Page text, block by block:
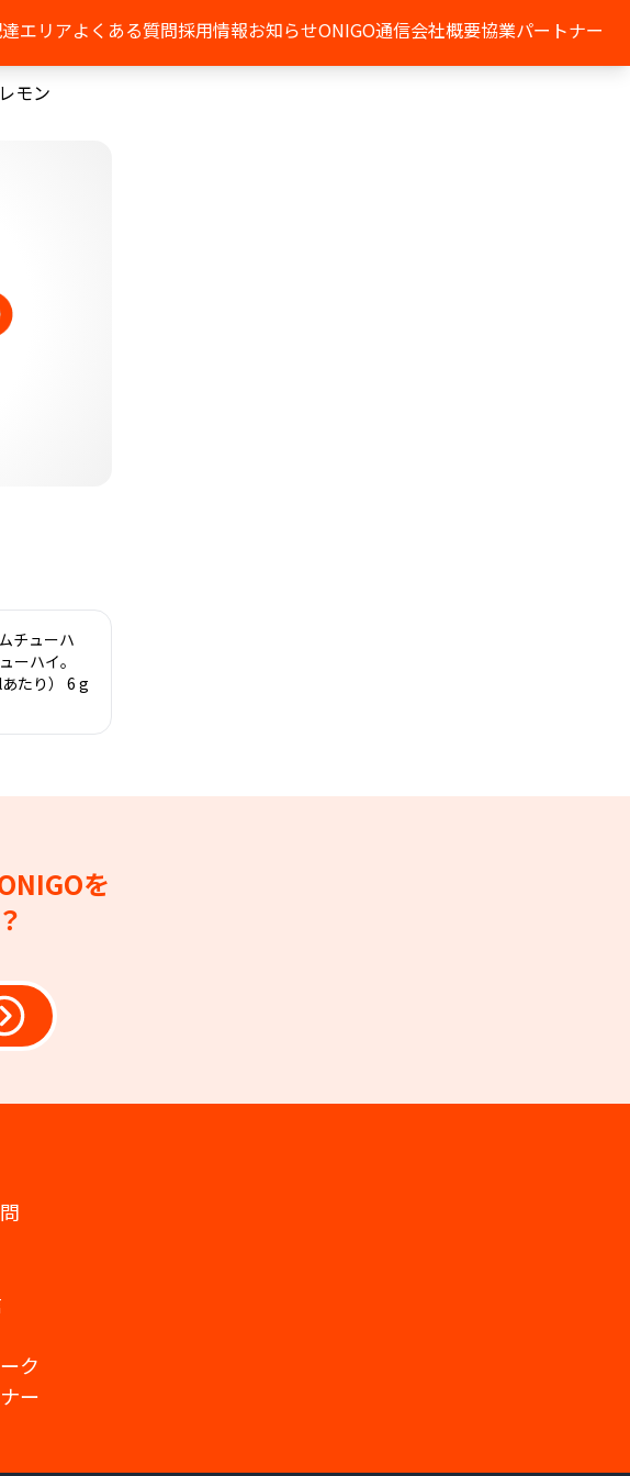
エリアよくある質問採用情報お知らせONIGO通信会社概要協業パートナー
モン
チューハ
ーハイ。
たり） 6 g
を
ク
ー